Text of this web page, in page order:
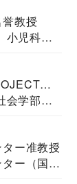
教授
小児科
福祉士
会学部福
ー准教授
ー（国際